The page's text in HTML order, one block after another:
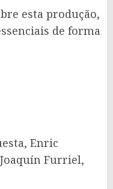
esta produção,
de forma
Enric
Furriel,